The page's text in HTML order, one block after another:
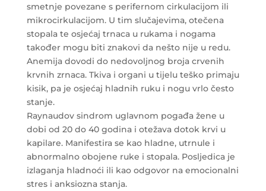
smetnje povezane s perifernom cirkulacijom ili
mikrocirkulacijom. U tim slučajevima, otečena
stopala te osjećaj trnaca u rukama i nogama
također mogu biti znakovi da nešto nije u redu.
Anemija dovodi do nedovoljnog broja crvenih
krvnih zrnaca. Tkiva i organi u tijelu teško primaju
kisik, pa je osjećaj hladnih ruku i nogu vrlo često
stanje.
Raynaudov sindrom uglavnom pogađa žene u
dobi od 20 do 40 godina i otežava dotok krvi u
kapilare. Manifestira se kao hladne, utrnule i
abnormalno obojene ruke i stopala. Posljedica je
izlaganja hladnoći ili kao odgovor na emocionalni
stres i anksiozna stanja.